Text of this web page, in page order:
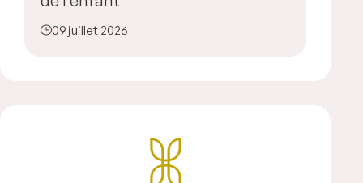
09 juillet 2026